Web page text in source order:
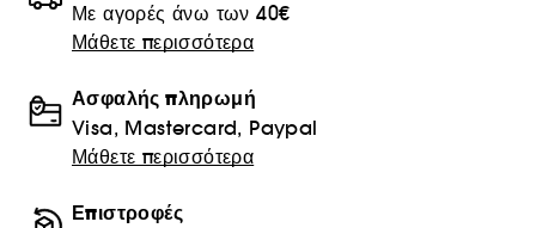
Με αγορές άνω των 40€
Μάθετε περισσότερα
Ασφαλής πληρωμή
Visa, Mastercard, Paypal
Μάθετε περισσότερα
Επιστροφές